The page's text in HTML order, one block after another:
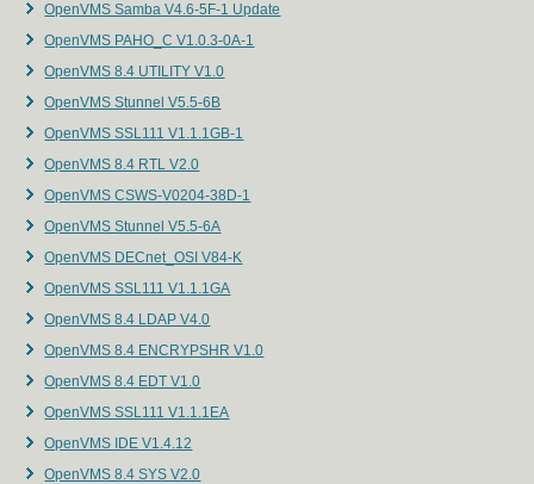
OpenVMS Samba V4.6-5F-1 Update
OpenVMS PAHO_C V1.0.3-0A-1
OpenVMS 8.4 UTILITY V1.0
OpenVMS Stunnel V5.5-6B
OpenVMS SSL111 V1.1.1GB-1
OpenVMS 8.4 RTL V2.0
OpenVMS CSWS-V0204-38D-1
OpenVMS Stunnel V5.5-6A
OpenVMS DECnet_OSI V84-K
OpenVMS SSL111 V1.1.1GA
OpenVMS 8.4 LDAP V4.0
OpenVMS 8.4 ENCRYPSHR V1.0
OpenVMS 8.4 EDT V1.0
OpenVMS SSL111 V1.1.1EA
OpenVMS IDE V1.4.12
OpenVMS 8.4 SYS V2.0